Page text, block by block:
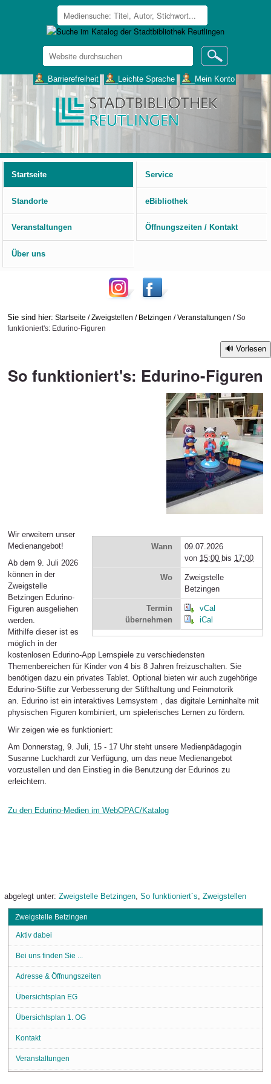
Website
durchsuchen
___Barrierefreiheit ___Leichte Sprache ___Mein Konto
Startseite
Service
Standorte eBibliothek
Veranstaltungen Öffnungszeiten / Kontakt
Über uns
Sie sind hier: Startseite /Zweigstellen / Betzingen /Veranstaltungen /So
funktioniert's: Edurino-Figuren
Vorlesen
So funktioniert's: Edurino-Figuren
Wann
09.07.2026
von 15:00 bis 17:00
Wo
Zweigstelle
Betzingen
Termin
übernehmen
vCal
iCal
Wir erweitern unser
Medienangebot!
Ab dem 9. Juli 2026
können in der
Zweigstelle
Betzingen Edurino-
Figuren ausgeliehen
werden.
Mithilfe dieser ist es
möglich in der
kostenlosen Edurino-App Lernspiele zu verschiedensten
Themenbereichen für Kinder von 4 bis 8 Jahren freizuschalten. Sie
benötigen dazu ein privates Tablet. Optional bieten wir auch zugehörige
Edurino-Stifte zur Verbesserung der Stifthaltung und Feinmotorik
an. Edurino ist ein interaktives Lernsystem , das digitale Lerninhalte mit
physischen Figuren kombiniert, um spielerisches Lernen zu fördern.
Wir zeigen wie es funktioniert:
Am Donnerstag, 9. Juli, 15 - 17 Uhr steht unsere Medienpädagogin
Susanne Luckhardt zur Verfügung, um das neue Medienangebot
vorzustellen und den Einstieg in die Benutzung der Edurinos zu
erleichtern.
Zu den Edurino-Medien im WebOPAC/Katalog
abgelegt unter: Zweigstelle Betzingen So funktioniert´s Zweigstellen
Zweigstelle Betzingen
Aktiv dabei
Bei uns finden Sie ...
Adresse & Öffnungszeiten
Übersichtsplan EG
Übersichtsplan 1. OG
Kontakt
Veranstaltungen